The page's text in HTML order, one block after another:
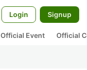
Login Signup
Official Event Official